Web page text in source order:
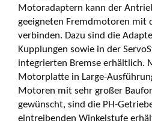
Motoradaptern kann der
geeigneten Fremdmotoren mit
verbinden. Dazu sind die
Kupplungen sowie in der
integrierten Bremse erhältlich.
Motorplatte in Large-
Motoren mit sehr großer
gewünscht, sind die PH-
eintreibenden Winkelstufe